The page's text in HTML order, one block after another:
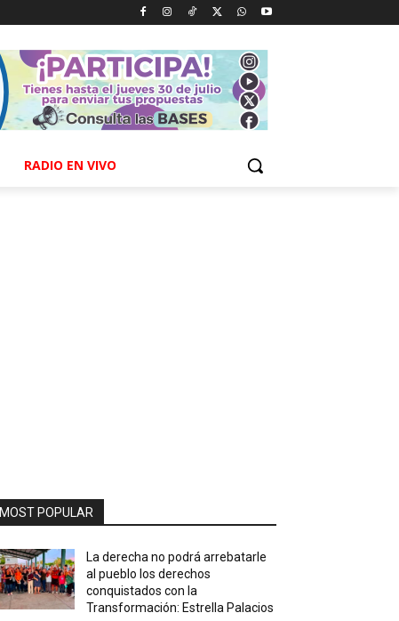
RADIO EN VIVO
MOST POPULAR
La derecha no podrá arrebatarle
al pueblo los derechos
conquistados con la
Transformación: Estrella Palacios